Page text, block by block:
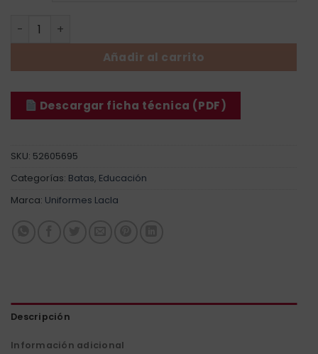
Bata Granja cantidad
Añadir al carrito
Descargar ficha técnica (PDF)
SKU: 52605695
Categorías: Batas, Educación
Marca: Uniformes Lacla
Descripción
Información adicional